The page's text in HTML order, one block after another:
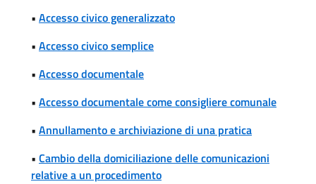
• Accesso civico generalizzato
• Accesso civico semplice
• Accesso documentale
• Accesso documentale come consigliere comunale
• Annullamento e archiviazione di una pratica
• Cambio della domiciliazione delle comunicazioni
relative a un procedimento